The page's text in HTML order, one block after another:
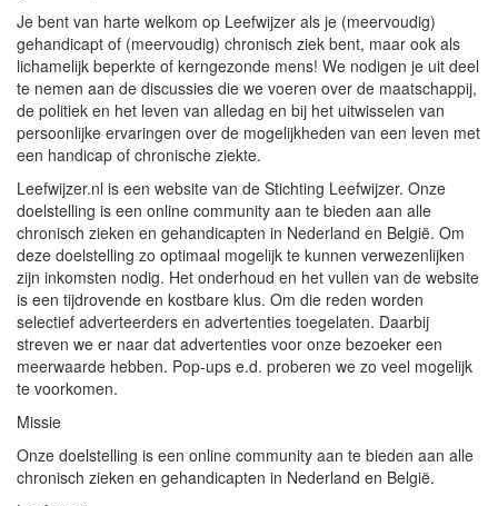
Je bent van harte welkom op Leefwijzer als je (meervoudig)
gehandicapt of (meervoudig) chronisch ziek bent, maar ook als
lichamelijk beperkte of kerngezonde mens! We nodigen je uit deel
te nemen aan de discussies die we voeren over de maatschappij,
de politiek en het leven van alledag en bij het uitwisselen van
persoonlijke ervaringen over de mogelijkheden van een leven met
een handicap of chronische ziekte.
Leefwijzer.nl is een website van de Stichting Leefwijzer. Onze
doelstelling is een online community aan te bieden aan alle
chronisch zieken en gehandicapten in Nederland en België. Om
deze doelstelling zo optimaal mogelijk te kunnen verwezenlijken
zijn inkomsten nodig. Het onderhoud en het vullen van de website
is een tijdrovende en kostbare klus. Om die reden worden
selectief adverteerders en advertenties toegelaten. Daarbij
streven we er naar dat advertenties voor onze bezoeker een
meerwaarde hebben. Pop-ups e.d. proberen we zo veel mogelijk
te voorkomen.
Missie
Onze doelstelling is een online community aan te bieden aan alle
chronisch zieken en gehandicapten in Nederland en België.